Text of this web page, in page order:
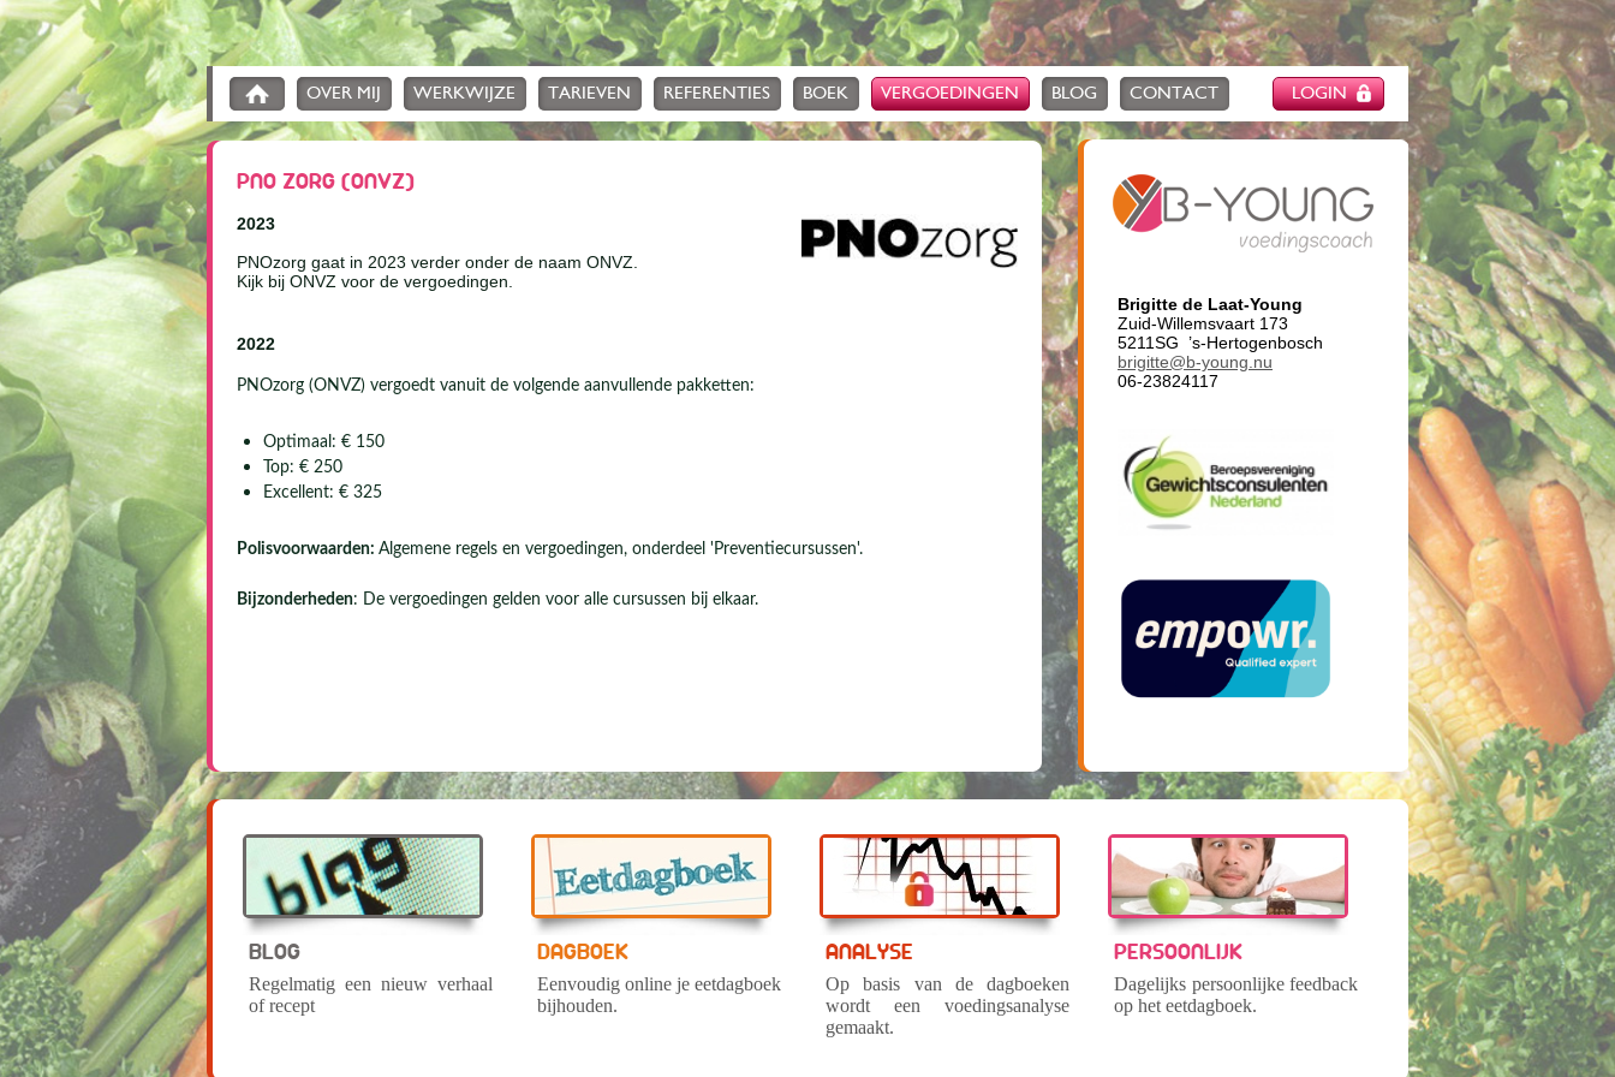
OVER MIJ WERKWIJZE TARIEVEN REFERENTIES BOEK VERGOEDINGEN BLOG CONTACT LOGIN
PNO ZORG (ONVZ)
2023
PNOzorg gaat in 2023 verder onder de naam ONVZ.
Kijk bij ONVZ voor de vergoedingen.
2022
PNOzorg (ONVZ) vergoedt vanuit de volgende aanvullende pakketten:
Optimaal: € 150
Top: € 250
Excellent: € 325
Polisvoorwaarden: Algemene regels en vergoedingen, onderdeel 'Preventiecursussen'.
Bijzonderheden: De vergoedingen gelden voor alle cursussen bij elkaar.
Brigitte de Laat-Young
Zuid-Willemsvaart 173
5211SG ’s-Hertogenbosch
brigitte@b-young.nu
06-23824117
BLOG
Regelmatig een nieuw verhaal
of recept
DAGBOEK
Eenvoudig online je eetdagboek
bijhouden.
ANALYSE
Op basis van de dagboeken
wordt een voedingsanalyse
gemaakt.
PERSOONLIJK
Dagelijks persoonlijke feedback
op het eetdagboek.